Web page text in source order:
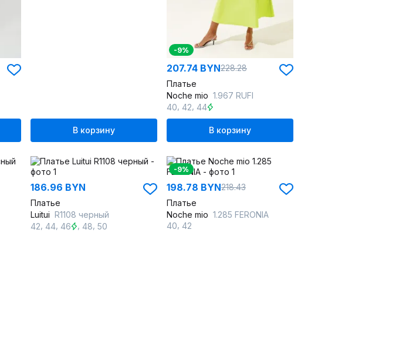
В корзину
-9%
207.74 BYN228.28
Платье
Noche mio 1.967 RUFI
40 42 44
В корзину
186.96 BYN
Платье
Luitui R1108 черный
42 44 46 48 ,50
-9%
198.78 BYN218.43
Платье
Noche mio 1.285 FERONIA
40 42